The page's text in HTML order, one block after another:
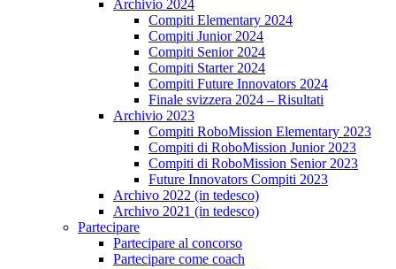
Archivio 2024
Compiti Elementary 2024
Compiti Junior 2024
Compiti Senior 2024
Compiti Starter 2024
Compiti Future Innovators 2024
Finale svizzera 2024 – Risultati
Archivio 2023
Compiti RoboMission Elementary 2023
Compiti di RoboMission Junior 2023
Compiti di RoboMission Senior 2023
Future Innovators Compiti 2023
Archivo 2022 (in tedesco)
Archivo 2021 (in tedesco)
Partecipare
Partecipare al concorso
Partecipare come coach